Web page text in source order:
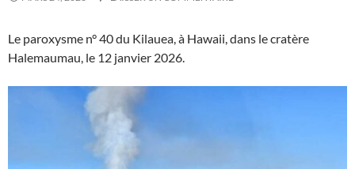
Le paroxysme n° 40 du Kilauea, à Hawaii, dans le cratère
Halemaumau, le 12 janvier 2026.